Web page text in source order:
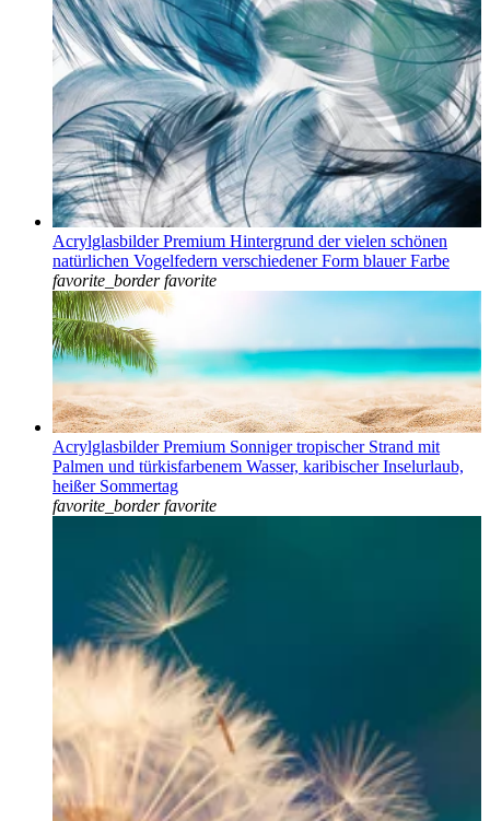
Acrylglasbilder Premium Hintergrund der vielen schönen
natürlichen Vogelfedern verschiedener Form blauer Farbe
favorite_border favorite
Acrylglasbilder Premium Sonniger tropischer Strand mit
Palmen und türkisfarbenem Wasser, karibischer Inselurlaub,
heißer Sommertag
favorite_border favorite